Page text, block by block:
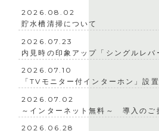
2026.08.02
貯水槽清掃について
2026.07.23
内見時の印象アップ「シングルレバ
2026.07.10
「TVモニター付インターホン」設
2026.07.02
～インターネット無料～ 導入のご
2026.06.28